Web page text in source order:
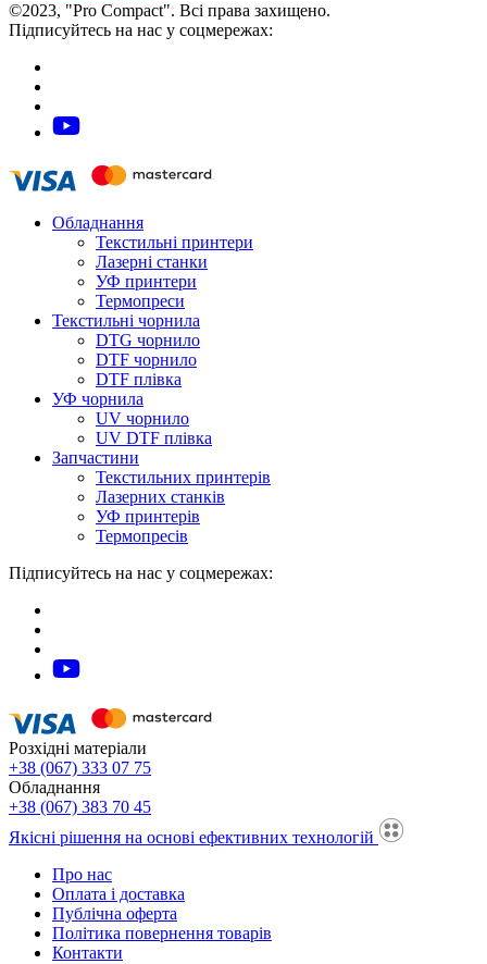
©2023, "Pro Compact". Всі права захищено.
Підписуйтесь на нас у соцмережах:
Обладнання
Текстильні принтери
Лазерні станки
УФ принтери
Термопреси
Текстильні чорнила
DTG чорнило
DTF чорнило
DTF плівка
УФ чорнила
UV чорнило
UV DTF плівка
Запчастини
Текстильних принтерів
Лазерних станків
УФ принтерів
Термопресів
Підписуйтесь на нас у соцмережах:
Розхідні матеріали
+38 (067) 333 07 75
Обладнання
+38 (067) 383 70 45
Якісні рішення на основі ефективних технологій
Про нас
Оплата і доставка
Публічна оферта
Політика повернення товарів
Контакти